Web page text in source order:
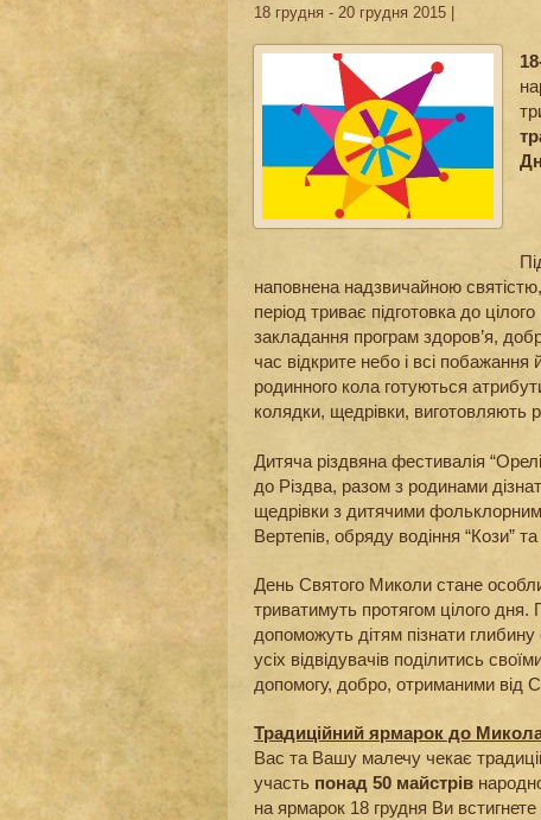
18 грудня - 20 грудня 2015 |
наповнена надзвичайною
період триває підготовка до
закладання програм здоров’я,
час відкрите небо і всі
родинного кола готуються
колядки, щедрівки, виготовляють
Дитяча різдвяна фестивалія
до Різдва, разом з родинами
щедрівки з дитячими
Вертепів, обряду водіння “Кози”
День Святого Миколи стане
триватимуть протягом цілого
допоможуть дітям пізнати
усіх відвідувачів поділитись
допомогу, добро, отриманими від
Традиційний ярмарок до
Вас та Вашу малечу чекає
участь понад 50 майстрів
на ярмарок 18 грудня Ви